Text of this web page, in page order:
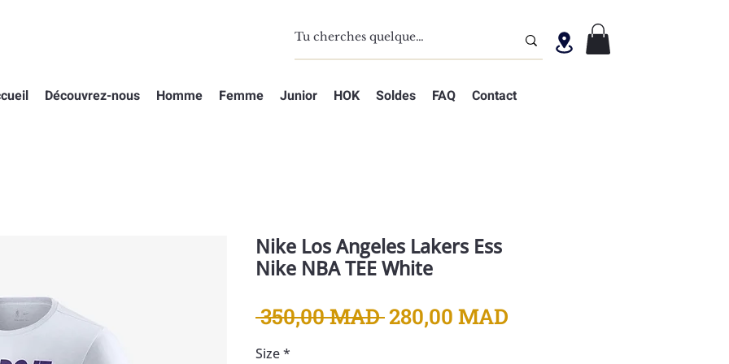
Découvrez-nous Homme Femme Junior HOK Soldes FAQ Contact
Nike Los Angeles Lakers Ess
Nike NBA TEE White
350,00 MAD Prix
280,00 MAD
Size*